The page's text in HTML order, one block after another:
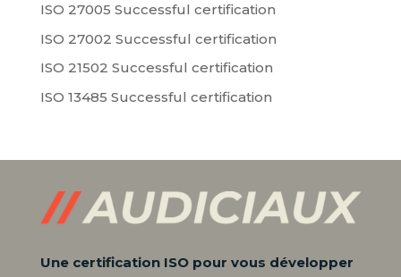
ISO 27005 Successful certification
ISO 27002 Successful certification
ISO 21502 Successful certification
ISO 13485 Successful certification
Une certification ISO pour vous développer